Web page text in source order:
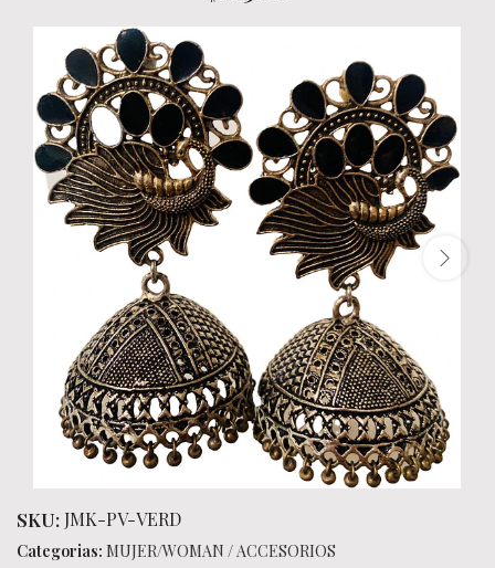
SKU: JMK-PV-VERD
Categorias: MUJER/WOMAN /ACCESORIOS